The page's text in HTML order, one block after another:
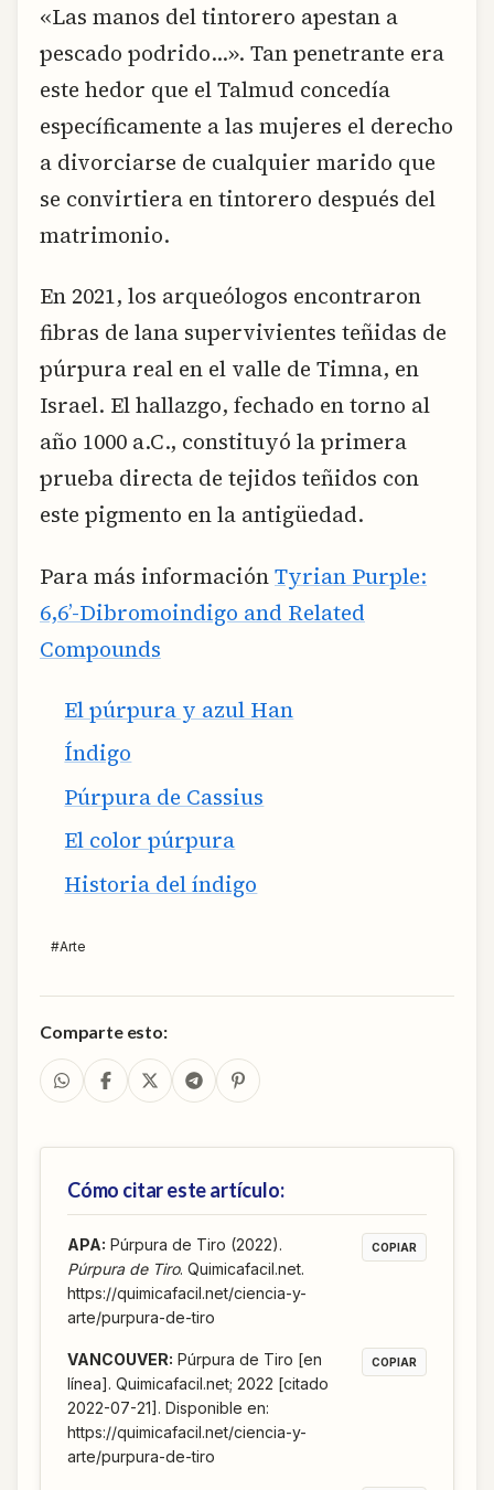
«Las manos del tintorero apestan a
pescado podrido…». Tan penetrante era
este hedor que el Talmud concedía
específicamente a las mujeres el derecho
a divorciarse de cualquier marido que
se convirtiera en tintorero después del
matrimonio.
En 2021, los arqueólogos encontraron
fibras de lana supervivientes teñidas de
púrpura real en el valle de Timna, en
Israel. El hallazgo, fechado en torno al
año 1000 a.C., constituyó la primera
prueba directa de tejidos teñidos con
este pigmento en la antigüedad.
Para más informaciónTyrian Purple:
6,6’-Dibromoindigo and Related
Compounds
El púrpura y azul Han
Índigo
Púrpura de Cassius
El color púrpura
Historia del índigo
#Arte
Comparte esto:
Cómo citar este artículo:
APA: Púrpura de Tiro (2022).
Púrpura de Tiro. Quimicafacil.net.
https://quimicafacil.net/ciencia-y-
arte/purpura-de-tiro
COPIAR
VANCOUVER: Púrpura de Tiro [en
línea]. Quimicafacil.net; 2022 [citado
2022-07-21]. Disponible en:
https://quimicafacil.net/ciencia-y-
arte/purpura-de-tiro
COPIAR